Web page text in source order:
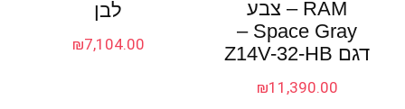
RAM – צבע
Space Gray –
דגם Z14V-32-HB
₪11,390.00
לבן
₪7,104.00